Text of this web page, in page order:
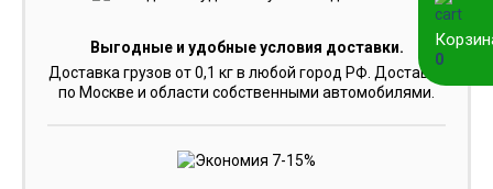
Выгодные и удобные условия доставки.
Доставка грузов от 0,1 кг в любой город РФ. Доставка
по Москве и области собственными автомобилями.
0